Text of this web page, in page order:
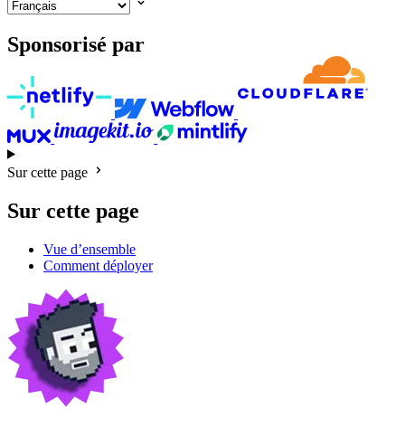
Sponsorisé par
Sur cette page
Sur cette page
Vue d’ensemble
Comment déployer